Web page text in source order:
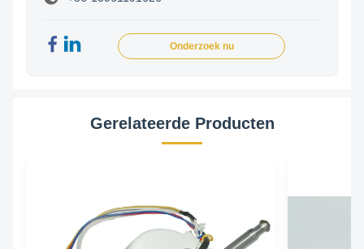
Onderzoek nu
Gerelateerde Producten